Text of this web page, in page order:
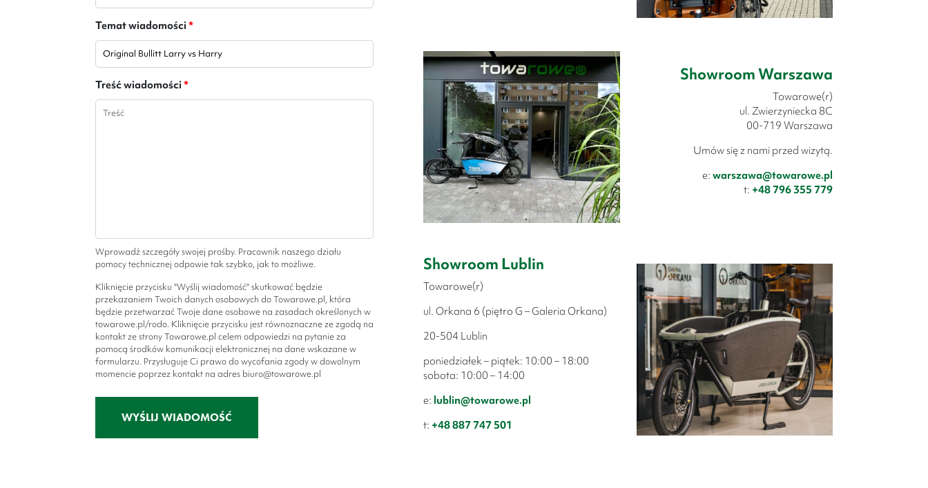
Temat wiadomości*
Treść wiadomości*
Wprowadź szczegóły swojej prośby. Pracownik naszego działu
pomocy technicznej odpowie tak szybko, jak to możliwe.
Kliknięcie przycisku "Wyślij wiadomość" skutkować będzie
przekazaniem Twoich danych osobowych do Towarowe.pl, która
będzie przetwarzać Twoje dane osobowe na zasadach określonych w
towarowe.pl/rodo. Kliknięcie przycisku jest równoznaczne ze zgodą na
kontakt ze strony Towarowe.pl celem odpowiedzi na pytanie za
pomocą środków komunikacji elektronicznej na dane wskazane w
formularzu. Przysługuje Ci prawo do wycofania zgody w dowolnym
momencie poprzez kontakt na adres biuro@towarowe.pl
Showroom Warszawa
Towarowe(r)
ul. Zwierzyniecka 8C
00-719 Warszawa
Umów się z nami przed wizytą.
e: warszawa@towarowe.pl
t: +48 796 355 779
Showroom Lublin
Towarowe(r)
ul. Orkana 6 (piętro G – Galeria Orkana)
20-504 Lublin
poniedziałek – piątek: 10:00 – 18:00
sobota: 10:00 – 14:00
e: lublin@towarowe.pl
t: +48 887 747 501